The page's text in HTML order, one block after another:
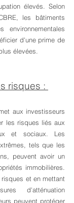
élevés. Selon
les bâtiments
environnementales
d'une prime de
élevées.
risques :
aux investisseurs
les risques liés aux
et sociaux. Les
tels que les
peuvent avoir un
immobilières.
et en mettant
d'atténuation
peuvent protéger